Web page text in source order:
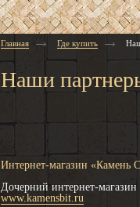
Главная Где купить
Наши
​Интернет-магазин «Камень
Дочерний интернет-
www.kamensbit.ru